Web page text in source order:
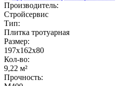
Производитель:
Стройсервис
Тип:
Плитка тротуарная
Размер:
197x162x80
Кол-во:
9,22 м²
Прочность: